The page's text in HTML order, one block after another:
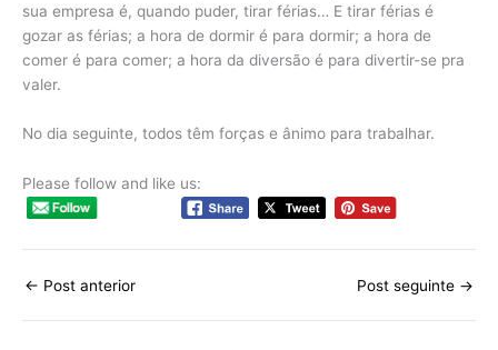
sua empresa é, quando puder, tirar férias… E tirar férias é
gozar as férias; a hora de dormir é para dormir; a hora de
comer é para comer; a hora da diversão é para divertir-se pra
valer.
No dia seguinte, todos têm forças e ânimo para trabalhar.
Please follow and like us:
← Post anterior Post seguinte →